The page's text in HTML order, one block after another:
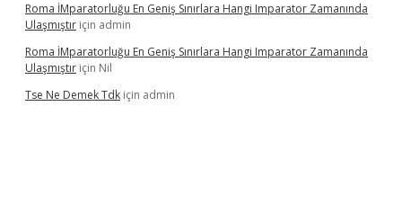
Roma İMparatorluğu En Geniş Sınırlara Hangi Imparator Zamanında
Ulaşmıştır için admin
Roma İMparatorluğu En Geniş Sınırlara Hangi Imparator Zamanında
Ulaşmıştır için Nil
Tse Ne Demek Tdk için admin